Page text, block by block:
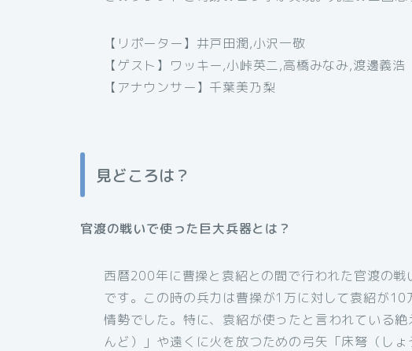
【リポーター】井戸田潤,小沢一敬
【ゲスト】ワッキー,小峠英二,高橋みなみ,渡邊義浩
【アナウンサー】千葉美乃梨
見どころは？
官渡の戦いで使った巨大兵器とは？
西暦200年に曹操と袁紹との間で行われた官渡の
です。この時の兵力は曹操が1万に対して袁紹が
情勢でした。特に、袁紹が使ったと言われている
んど）」や遠くに火を放つための弓矢「床弩（し